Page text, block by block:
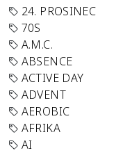
24. PROSINEC
70S
A.M.C.
ABSENCE
ACTIVE DAY
ADVENT
AEROBIC
AFRIKA
AI